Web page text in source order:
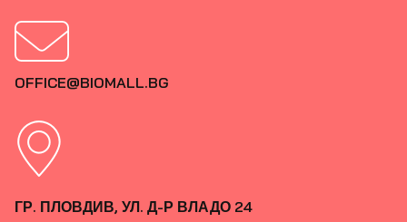
OFFICE@BIOMALL.BG
ГР. ПЛОВДИВ, УЛ. Д-Р ВЛАДО 24